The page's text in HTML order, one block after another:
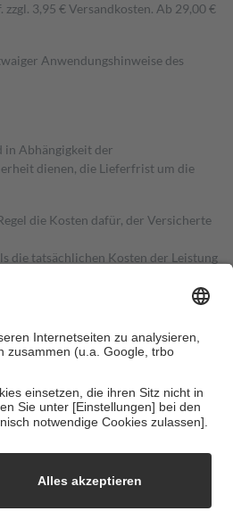
3,95 € Versandkosten. Ab 29,00 €
Anwendungshinweise des
in Abhängigkeit der
dienen, die Lieferfrist um die
die Kosten dafür, der Versicherte
die tatsächlichen Kosten der Leistung